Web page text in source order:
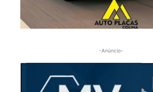
-Anúncio-